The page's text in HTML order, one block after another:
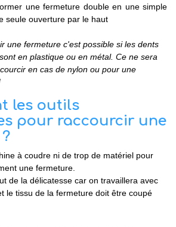
une fermeture double en une simple
seule ouverture par le haut
une fermeture c'est possible si les dents
en plastique ou en métal. Ce ne sera
en cas de nylon ou pour une
les outils
pour raccourcir une
à coudre ni de trop de matériel pour
une fermeture.
de la délicatesse car on travaillera avec
le tissu de la fermeture doit être coupé